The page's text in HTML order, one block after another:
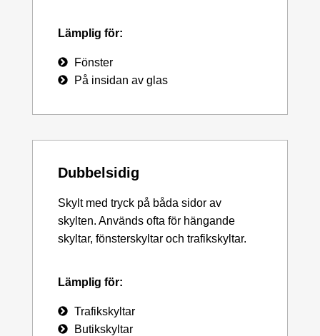
Lämplig för:
Fönster
På insidan av glas
Dubbelsidig
Skylt med tryck på båda sidor av
skylten. Används ofta för hängande
skyltar, fönsterskyltar och trafikskyltar.
Lämplig för:
Trafikskyltar
Butikskyltar